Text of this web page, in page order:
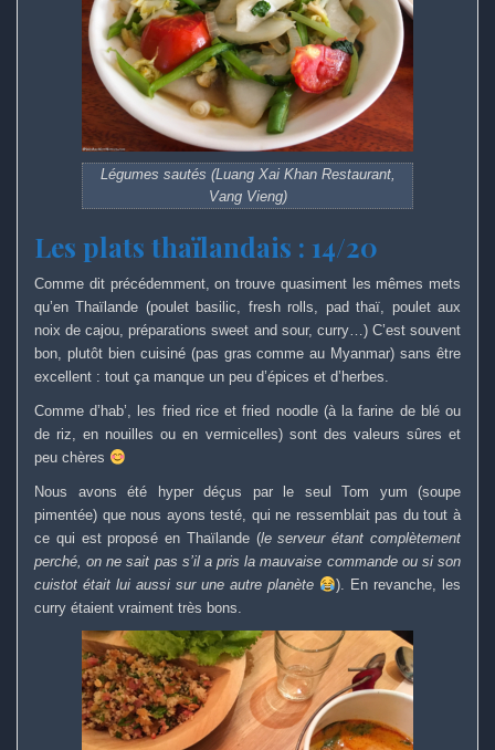
Légumes sautés (Luang Xai Khan Restaurant,
Vang Vieng)
Les plats thaïlandais : 14/20
Comme dit précédemment, on trouve quasiment les mêmes mets
qu’en Thaïlande (poulet basilic, fresh rolls, pad thaï, poulet aux
noix de cajou, préparations sweet and sour, curry…) C’est souvent
bon, plutôt bien cuisiné (pas gras comme au Myanmar) sans être
excellent : tout ça manque un peu d’épices et d’herbes.
Comme d’hab’, les fried rice et fried noodle (à la farine de blé ou
de riz, en nouilles ou en vermicelles) sont des valeurs sûres et
peu chères
Nous avons été hyper déçus par le seul Tom yum (soupe
pimentée) que nous ayons testé, qui ne ressemblait pas du tout à
ce qui est proposé en Thaïlande (le serveur étant complètement
perché, on ne sait pas s’il a pris la mauvaise commande ou si son
cuistot était lui aussi sur une autre planète
). En revanche, les
curry étaient vraiment très bons.